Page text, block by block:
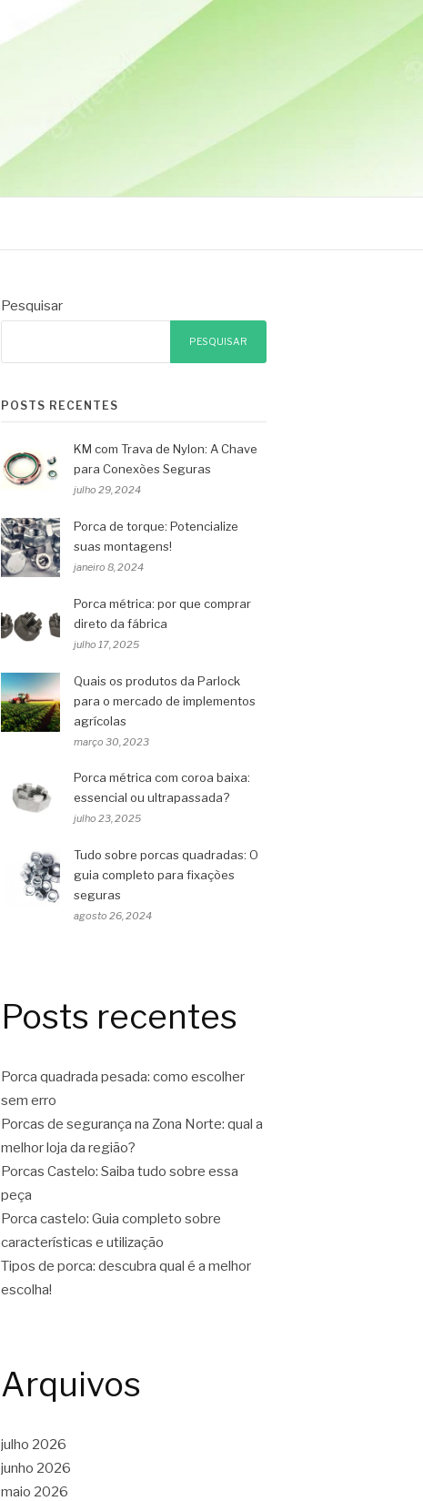
Pesquisar
PESQUISAR
POSTS RECENTES
KM com Trava de Nylon: A Chave
para Conexões Seguras
julho 29, 2024
Porca de torque: Potencialize
suas montagens!
janeiro 8, 2024
Porca métrica: por que comprar
direto da fábrica
julho 17, 2025
Quais os produtos da Parlock
para o mercado de implementos
agrícolas
março 30, 2023
Porca métrica com coroa baixa:
essencial ou ultrapassada?
julho 23, 2025
Tudo sobre porcas quadradas: O
guia completo para fixações
seguras
agosto 26, 2024
Posts recentes
Porca quadrada pesada: como escolher
sem erro
Porcas de segurança na Zona Norte: qual a
melhor loja da região?
Porcas Castelo: Saiba tudo sobre essa
peça
Porca castelo: Guia completo sobre
características e utilização
Tipos de porca: descubra qual é a melhor
escolha!
Arquivos
julho 2026
junho 2026
maio 2026